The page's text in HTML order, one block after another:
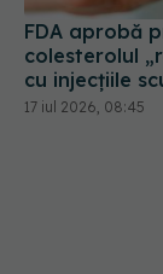
FDA aprobă
colesterolul
cu injecțiile
17 iul 2026, 08:45